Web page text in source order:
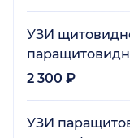
УЗИ
2 300 ₽
УЗИ